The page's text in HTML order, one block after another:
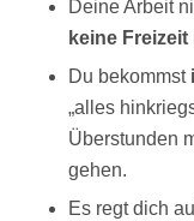
Deine Arbeit
keine Freizeit
Du bekommst
„alles
Überstunden
gehen.
Es regt dich